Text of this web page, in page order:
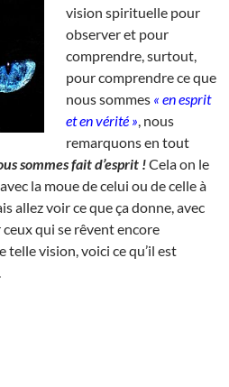
vision spirituelle pour
observer et pour
comprendre, surtout,
pour comprendre ce que
nous sommes « en esprit
et en vérité » , nous
remarquons en tout
sommes fait d’esprit !Cela on le
la moue de celui ou de celle à
allez voir ce que ça donne, avec
qui se rêvent encore
telle vision, voici ce qu’il est